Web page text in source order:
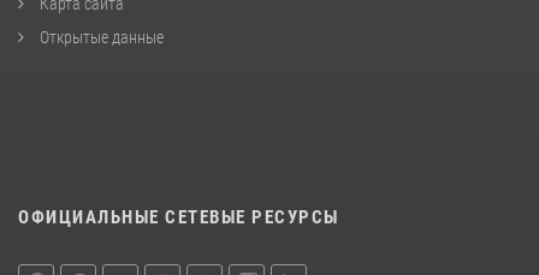
Открытые данные
ОФИЦИАЛЬНЫЕ СЕТЕВЫЕ РЕСУРСЫ